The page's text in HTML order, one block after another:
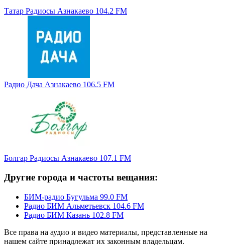
Татар Радиосы Азнакаево 104.2 FM
Радио Дача Азнакаево 106.5 FM
Болгар Радиосы Азнакаево 107.1 FM
Другие города и частоты вещания:
БИМ-радио Бугульма 99.0 FM
Радио БИМ Альметьевск 104.6 FM
Радио БИМ Казань 102.8 FM
Все права на аудио и видео материалы, представленные на
нашем сайте принадлежат их законным владельцам.